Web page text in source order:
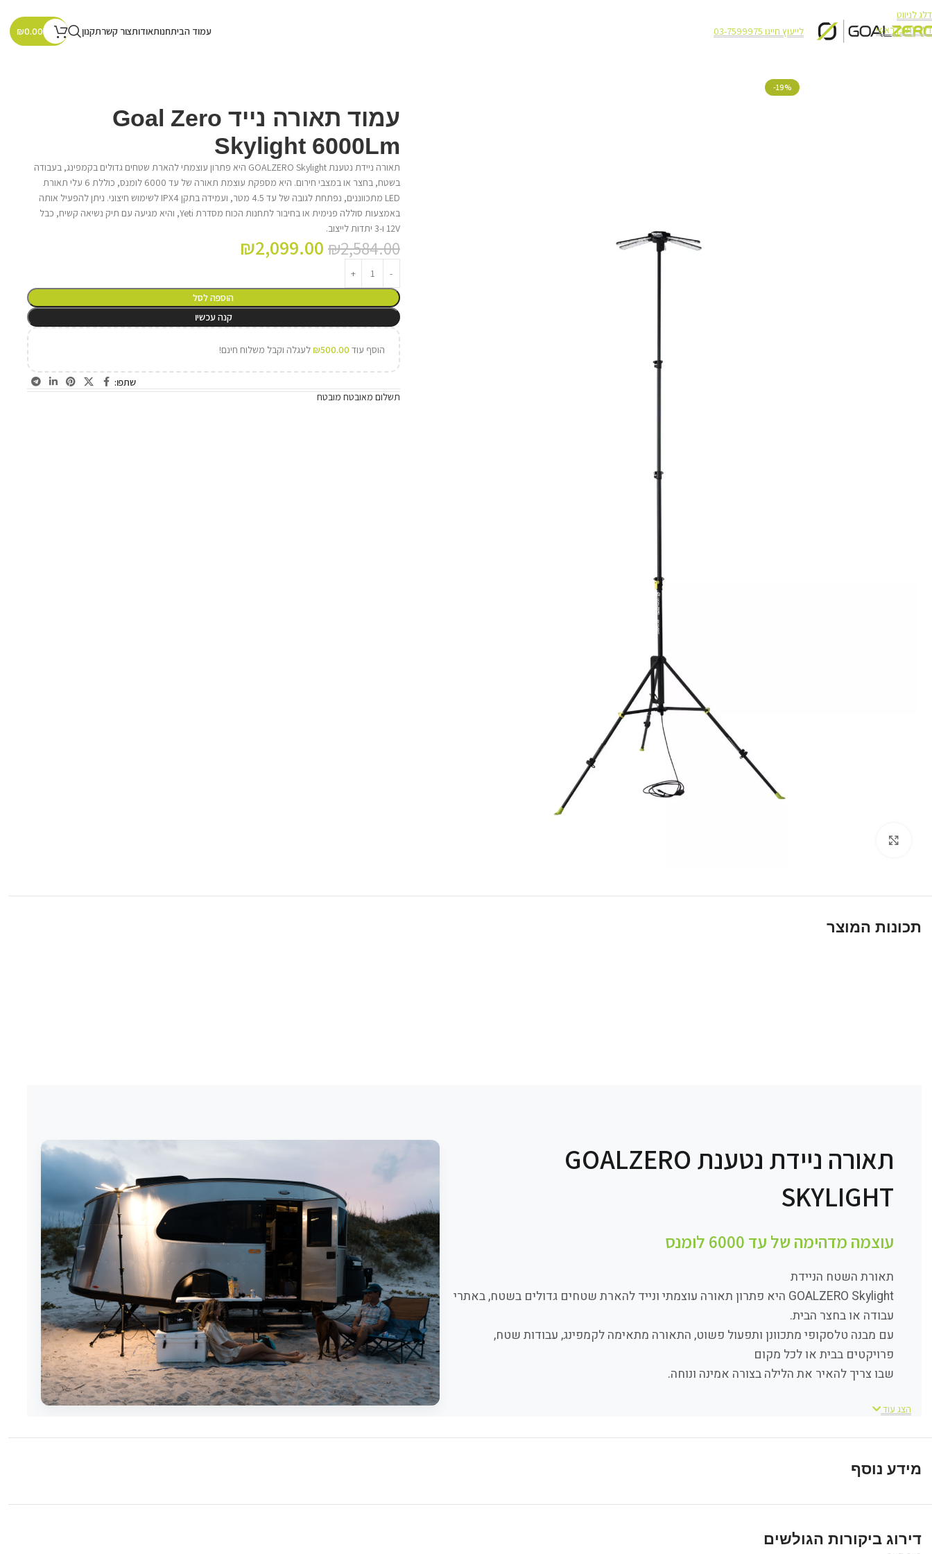
דלג לניווט
דלג לתוכן ראשי
לייעוץ חייגו 03-7599975 עמוד הביתחנותאודותצור קשרתקנון ₪0.00
-19%
עמוד תאורה נייד Goal Zero
Skylight 6000Lm
תאורה ניידת נטענת GOALZERO Skylight היא פתרון עוצמתי להארת שטחים גדולים בקמפינג, בעבודה
בשטח, בחצר או במצבי חירום. היא מספקת עוצמת תאורה של עד 6000 לומנס, כוללת 6 עלי תאורת
LED מתכווננים, נפתחת לגובה של עד 4.5 מטר, ועמידה בתקן IPX4 לשימוש חיצוני. ניתן להפעיל אותה
באמצעות סוללה פנימית או בחיבור לתחנות הכוח מסדרת Yeti, והיא מגיעה עם תיק נשיאה קשיח, כבל
12V ו-3 יתדות לייצוב.
₪2,584.00
₪2,099.00
הוספה לסל
קנה עכשיו
הוסף עוד ₪500.00 לעגלה וקבל משלוח חינם!
שתפו:
תשלום מאובטח מובטח
תכונות המוצר
תאורה ניידת נטענת GOALZERO
SKYLIGHT
עוצמה מדהימה של עד 6000 לומנס
תאורת השטח הניידת
GOALZERO Skylight היא פתרון תאורה עוצמתי ונייד להארת שטחים גדולים בשטח, באתרי
עבודה או בחצר הבית.
עם מבנה טלסקופי מתכוונן ותפעול פשוט, התאורה מתאימה לקמפינג, עבודות שטח,
פרויקטים בבית או לכל מקום
שבו צריך להאיר את הלילה בצורה אמינה ונוחה.
הצג עוד
מידע נוסף
דירוג ביקורות הגולשים